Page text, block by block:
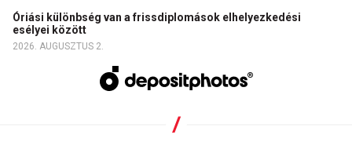
Óriási különbség van a frissdiplomások elhelyezkedési
esélyei között
2026. AUGUSZTUS 2.